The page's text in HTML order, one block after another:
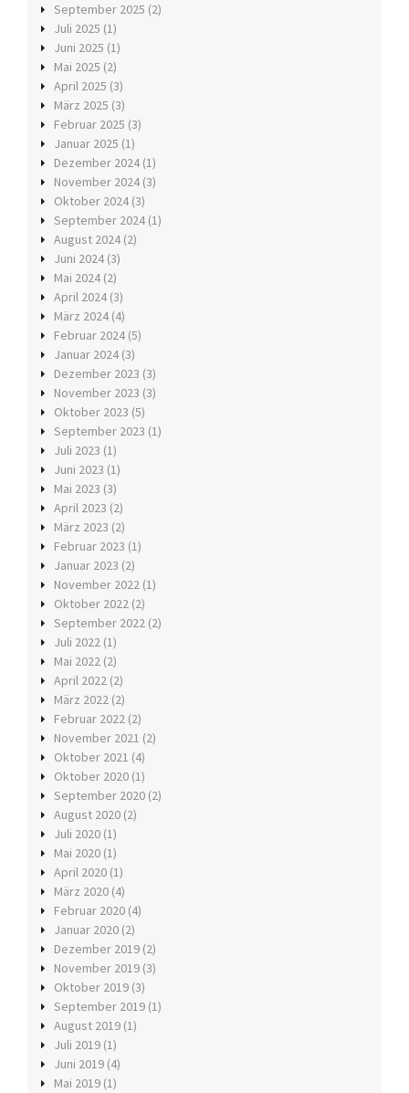
September 2025 (2)
Juli 2025 (1)
Juni 2025 (1)
Mai 2025 (2)
April 2025 (3)
März 2025 (3)
Februar 2025 (3)
Januar 2025 (1)
Dezember 2024 (1)
November 2024 (3)
Oktober 2024 (3)
September 2024 (1)
August 2024 (2)
Juni 2024 (3)
Mai 2024 (2)
April 2024 (3)
März 2024 (4)
Februar 2024 (5)
Januar 2024 (3)
Dezember 2023 (3)
November 2023 (3)
Oktober 2023 (5)
September 2023 (1)
Juli 2023 (1)
Juni 2023 (1)
Mai 2023 (3)
April 2023 (2)
März 2023 (2)
Februar 2023 (1)
Januar 2023 (2)
November 2022 (1)
Oktober 2022 (2)
September 2022 (2)
Juli 2022 (1)
Mai 2022 (2)
April 2022 (2)
März 2022 (2)
Februar 2022 (2)
November 2021 (2)
Oktober 2021 (4)
Oktober 2020 (1)
September 2020 (2)
August 2020 (2)
Juli 2020 (1)
Mai 2020 (1)
April 2020 (1)
März 2020 (4)
Februar 2020 (4)
Januar 2020 (2)
Dezember 2019 (2)
November 2019 (3)
Oktober 2019 (3)
September 2019 (1)
August 2019 (1)
Juli 2019 (1)
Juni 2019 (4)
Mai 2019 (1)